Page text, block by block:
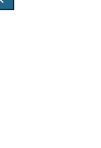
Пошук курсів